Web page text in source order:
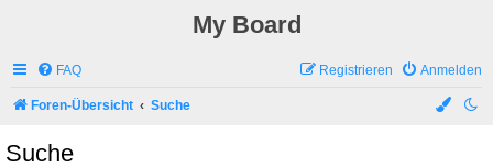
My Board
FAQ Anmelden
Registrieren
Foren-Übersicht Suche
Suche